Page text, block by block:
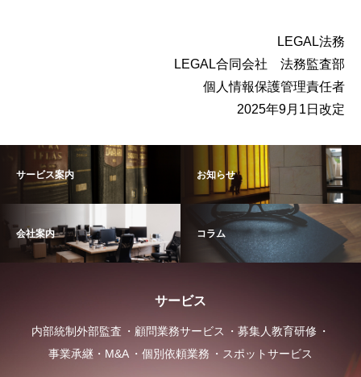
LEGAL法務
LEGAL合同会社 法務監査部
個人情報保護管理責任者
2025年9月1日改定
サービス案内 お知らせ
会社案内 コラム
サービス
内部統制外部監査 顧問業務サービス
募集人教育研修
事業承継・M&A
個別依頼業務 スポットサービス